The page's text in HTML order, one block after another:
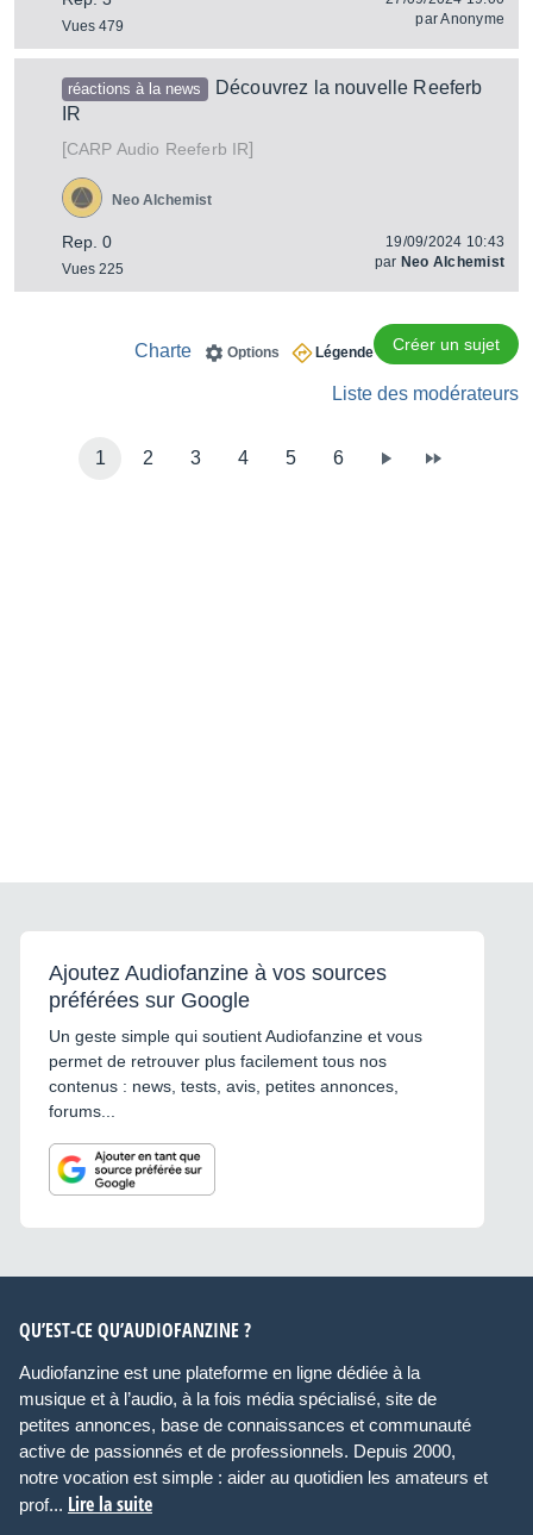
Vues 479
parAnonyme
réactions à la news
Découvrez la nouvelle Reeferb
IR
[CARP Audio Reeferb IR]
Rep. 0
Vues 225
Neo Alchemist
19/09/2024 10:43
par Neo Alchemist
Créer un sujet
Légende
Options
Charte
Liste des modérateurs
1 2 3 4 5 6
Ajoutez Audiofanzine à vos sources
préférées sur Google
Un geste simple qui soutient Audiofanzine et vous
permet de retrouver plus facilement tous nos
contenus : news, tests, avis, petites annonces,
forums...
QU’EST-CE QU’AUDIOFANZINE ?
Audiofanzine est une plateforme en ligne dédiée à la
musique et à l’audio, à la fois média spécialisé, site de
petites annonces, base de connaissances et communauté
active de passionnés et de professionnels. Depuis 2000,
notre vocation est simple : aider au quotidien les amateurs et
prof... Lire la suite